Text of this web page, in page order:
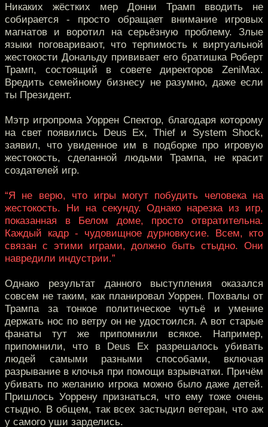
Никаких жёстких мер Донни Трамп вводить не
собирается - просто обращает внимание игровых
магнатов и воротил на серьёзную проблему. Злые
языки поговаривают, что терпимость к виртуальной
жестокости Дональду прививает его братишка Роберт
Трамп, состоящий в совете директоров ZeniMax.
Вредить семейному бизнесу не разумно, даже если
ты Президент.
Мэтр игропрома Уоррен Спектор, благодаря которому
на свет появились Deus Ex, Thief и System Shock,
заявил, что увиденное им в подборке про игровую
жестокость, сделанной людьми Трампа, не красит
создателей игр.
“Я не верю, что игры могут побудить человека на
жестокость. Ни на секунду. Однако нарезка из игр,
показанная в Белом доме, просто отвратительна.
Каждый кадр - чудовищное дурновкусие. Всем, кто
связан с этими играми, должно быть стыдно. Они
навредили индустрии.”
Однако результат данного выступления оказался
совсем не таким, как планировал Уоррен. Похвалы от
Трампа за тонкое политическое чутьё и умение
держать нос по ветру он не удостоился. А вот старые
фанаты тут же припомнили всякое. Например,
припомнили, что в Deus Ex разрешалось убивать
людей самыми разными способами, включая
разрывание в клочья при помощи взрывчатки. Причём
убивать по желанию игрока можно было даже детей.
Пришлось Уоррену признаться, что ему тоже очень
стыдно. В общем, так всех застыдил ветеран, что аж
у самого уши зарделись.